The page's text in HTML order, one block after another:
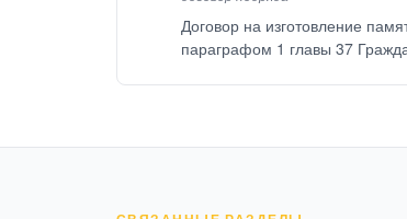
Договор на изготовление
параграфом 1 главы 37